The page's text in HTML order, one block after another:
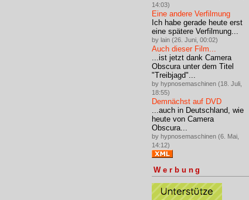
14:03)
Eine andere Verfilmung
Ich habe gerade heute erst
eine spätere Verfilmung...
by lain (26. Juni, 00:02)
Auch dieser Film...
...ist jetzt dank Camera
Obscura unter dem Titel
"Treibjagd"...
by hypnosemaschinen (18. Juli,
18:55)
Demnächst auf DVD
...auch in Deutschland, wie
heute von Camera
Obscura...
by hypnosemaschinen (6. Mai,
14:12)
Werbung